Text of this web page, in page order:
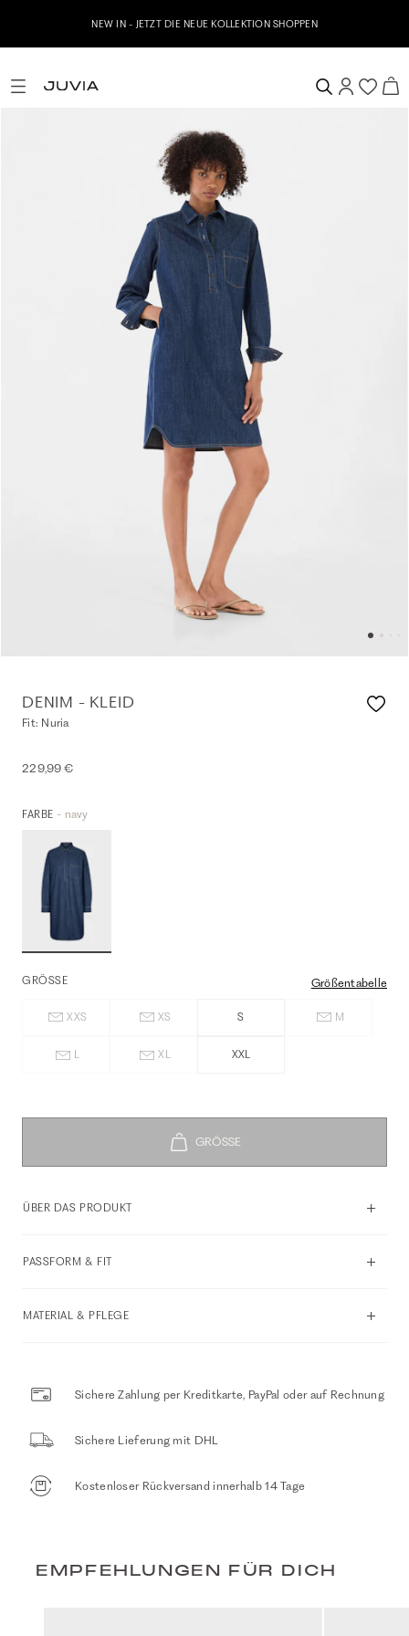
NEW IN - JETZT DIE NEUE KOLLEKTION SHOPPEN
DENIM - KLEID
Fit: Nuria
229,99 €
FARBE - navy
GRÖSSE Größentabelle
XXS XS S M
L XL XXL
ÜBER DAS PRODUKT
PASSFORM & FIT
MATERIAL & PFLEGE
Sichere Zahlung per Kreditkarte, PayPal oder auf Rechnung
Sichere Lieferung mit DHL
Kostenloser Rückversand innerhalb 14 Tage
EMPFEHLUNGEN FÜR DICH